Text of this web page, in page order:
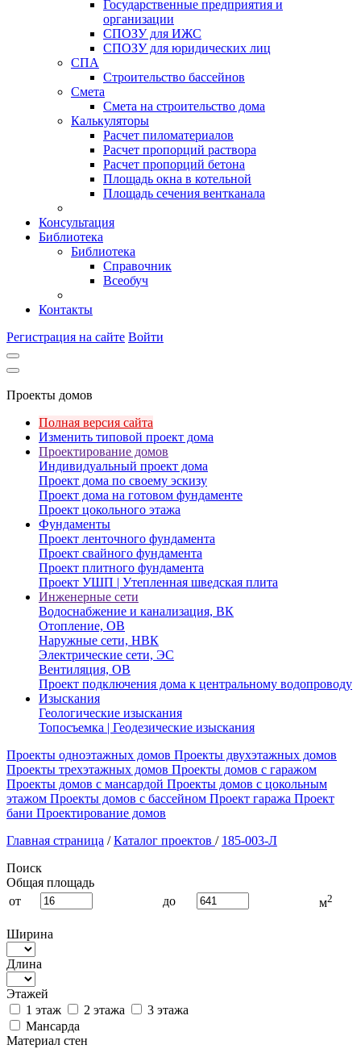
Государственные предприятия и
организации
СПОЗУ для ИЖС
СПОЗУ для юридических лиц
СПА
Строительство бассейнов
Смета
Смета на строительство дома
Калькуляторы
Расчет пиломатериалов
Расчет пропорций раствора
Расчет пропорций бетона
Площадь окна в котельной
Площадь сечения вентканала
Консультация
Библиотека
Библиотека
Справочник
Всеобуч
Контакты
Регистрация на сайте Войти
Проекты домов
Полная версия сайта
Изменить типовой проект дома
Проектирование домов
Индивидуальный проект дома
Проект дома по своему эскизу
Проект дома на готовом фундаменте
Проект цокольного этажа
Фундаменты
Проект ленточного фундамента
Проект свайного фундамента
Проект плитного фундамента
Проект УШП | Утепленная шведская плита
Инженерные сети
Водоснабжение и канализация, ВК
Отопление, ОВ
Наружные сети, НВК
Электрические сети, ЭС
Вентиляция, ОВ
Проект подключения дома к центральному водопроводу
Изыскания
Геологические изыскания
Топосъемка | Геодезические изыскания
Проекты одноэтажных домов Проекты двухэтажных домов
Проекты трехэтажных домов Проекты домов с гаражом
Проекты домов с мансардой Проекты домов с цокольным
этажом Проекты домов с бассейном Проект гаража Проект
бани Проектирование домов
Главная страница / Каталог проектов / 185-003-Л
Поиск
Общая площадь
от
до м2
Ширина
Длина
Этажей
1 этаж
2 этажа
3 этажа
Мансарда
Материал стен